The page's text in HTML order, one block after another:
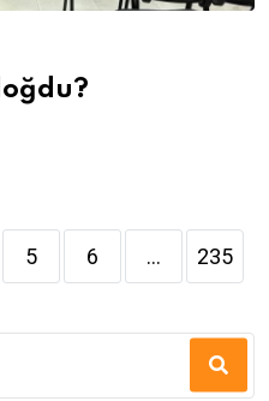
5 6 ... 235